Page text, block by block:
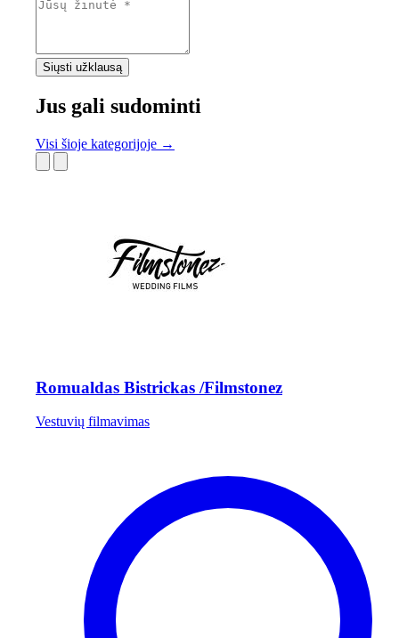
Siųsti užklausą
Jus gali sudominti
Visi šioje kategorijoje →
Romualdas Bistrickas /Filmstonez
Vestuvių filmavimas